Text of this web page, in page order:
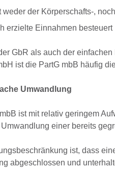
der Körperschafts-,
erzielte Einnahmen besteuert
GbR als auch der
ist die PartG mbB häufig
Umwandlung
ist mit relativ geringem
einer bereits
ist, dass
abgeschlossen und